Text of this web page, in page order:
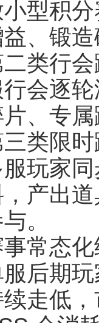
型积
、锻
类行
会逐
、专
类限
玩家
产出
。
态化给
后期
走低